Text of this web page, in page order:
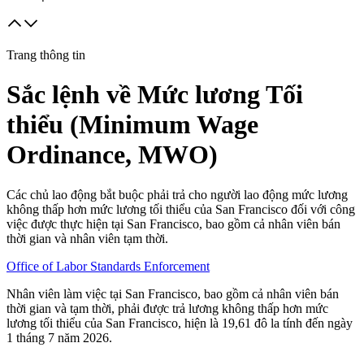
Trang thông tin
Sắc lệnh về Mức lương Tối
thiểu (Minimum Wage
Ordinance, MWO)
Các chủ lao động bắt buộc phải trả cho người lao động mức lương
không thấp hơn mức lương tối thiểu của San Francisco đối với công
việc được thực hiện tại San Francisco, bao gồm cả nhân viên bán
thời gian và nhân viên tạm thời.
Office of Labor Standards Enforcement
Nhân viên làm việc tại San Francisco, bao gồm cả nhân viên bán
thời gian và tạm thời, phải được trả lương không thấp hơn mức
lương tối thiểu của San Francisco, hiện là 19,61 đô la tính đến ngày
1 tháng 7 năm 2026.